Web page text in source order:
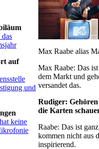
auf
und
keine
Max Raabe alias
Max Raabe: Das
dem Markt und
versandet das.
Rudiger:
die Karten
Raabe: Das ist
kommen nicht aus
inspirierend.